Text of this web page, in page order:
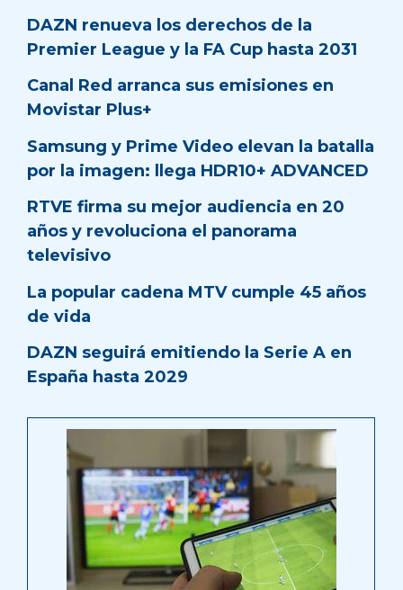
DAZN renueva los derechos de la
Premier League y la FA Cup hasta 2031
Canal Red arranca sus emisiones en
Movistar Plus+
Samsung y Prime Video elevan la batalla
por la imagen: llega HDR10+ ADVANCED
RTVE firma su mejor audiencia en 20
años y revoluciona el panorama
televisivo
La popular cadena MTV cumple 45 años
de vida
DAZN seguirá emitiendo la Serie A en
España hasta 2029